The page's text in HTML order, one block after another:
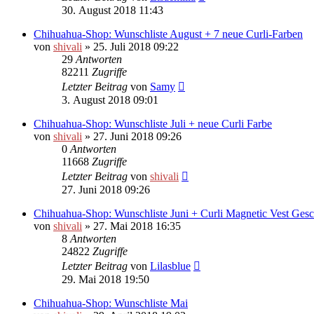
30. August 2018 11:43
Chihuahua-Shop: Wunschliste August + 7 neue Curli-Farben
von shivali » 25. Juli 2018 09:22
29 Antworten
82211 Zugriffe
Letzter Beitrag von Samy
3. August 2018 09:01
Chihuahua-Shop: Wunschliste Juli + neue Curli Farbe
von shivali » 27. Juni 2018 09:26
0 Antworten
11668 Zugriffe
Letzter Beitrag von shivali
27. Juni 2018 09:26
Chihuahua-Shop: Wunschliste Juni + Curli Magnetic Vest
von shivali » 27. Mai 2018 16:35
8 Antworten
24822 Zugriffe
Letzter Beitrag von Lilasblue
29. Mai 2018 19:50
Chihuahua-Shop: Wunschliste Mai